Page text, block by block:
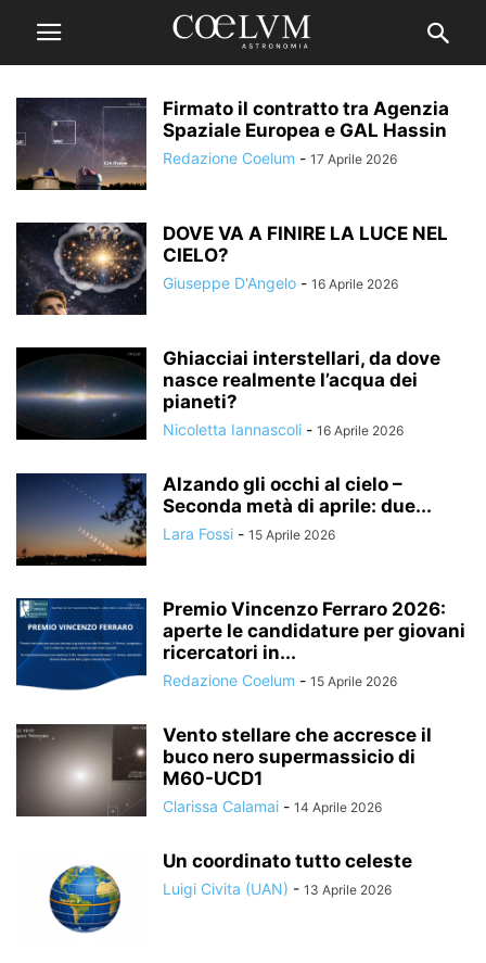
Firmato il contratto tra Agenzia
Spaziale Europea e GAL Hassin
Redazione Coelum - 17 Aprile 2026
DOVE VA A FINIRE LA LUCE NEL
CIELO?
Giuseppe D'Angelo - 16 Aprile 2026
Ghiacciai interstellari, da dove
nasce realmente l’acqua dei
pianeti?
Nicoletta Iannascoli - 16 Aprile 2026
Alzando gli occhi al cielo –
Seconda metà di aprile: due...
Lara Fossi - 15 Aprile 2026
Premio Vincenzo Ferraro 2026:
aperte le candidature per giovani
ricercatori in...
Redazione Coelum - 15 Aprile 2026
Vento stellare che accresce il
buco nero supermassicio di
M60-UCD1
Clarissa Calamai - 14 Aprile 2026
Un coordinato tutto celeste
Luigi Civita (UAN) - 13 Aprile 2026